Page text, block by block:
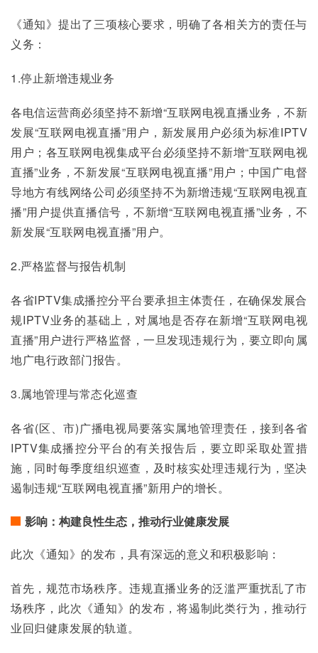
《通知》提出了三项核心要求，明确了各相关方的责任与
义务：
1.停止新增违规业务
各电信运营商必须坚持不新增“互联网电视直播业务，不新
发展“互联网电视直播”用户，新发展用户必须为标准IPTV
用户；各互联网电视集成平台必须坚持不新增“互联网电视
直播”业务，不新发展“互联网电视直播”用户；中国广电督
导地方有线网络公司必须坚持不为新增违规“互联网电视直
播”用户提供直播信号，不新增“互联网电视直播”业务，不
新发展“互联网电视直播”用户。
2.严格监督与报告机制
各省IPTV集成播控分平台要承担主体责任，在确保发展合
规IPTV业务的基础上，对属地是否存在新增“互联网电视
直播”用户进行严格监督，一旦发现违规行为，要立即向属
地广电行政部门报告。
3.属地管理与常态化巡查
各省(区、市)广播电视局要落实属地管理责任，接到各省
IPTV集成播控分平台的有关报告后，要立即采取处置措
施，同时每季度组织巡查，及时核实处理违规行为，坚决
遏制违规“互联网电视直播”新用户的增长。
影响：构建良性生态，推动行业健康发展
此次《通知》的发布，具有深远的意义和积极影响：
首先，规范市场秩序。违规直播业务的泛滥严重扰乱了市
场秩序，此次《通知》的发布，将遏制此类行为，推动行
业回归健康发展的轨道。